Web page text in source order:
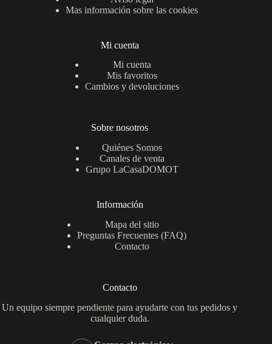
Mas información sobre las cookies
Mi cuenta
Mi cuenta
Mis favoritos
Cambios y devoluciones
Sobre nosotros
Quiénes Somos
Canales de venta
Grupo LaCasaDOMOT
Información
Mapa del sitio
Preguntas Frecuentes (FAQ)
Contacto
Contacto
Un equipo siempre pendiente para ayudarte con tus pedidos y
cualquier duda.